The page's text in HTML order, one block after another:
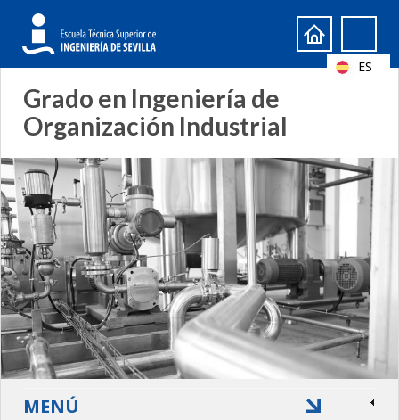
Formulario
de
búsqueda
Search
Grado en Ingeniería de
Organización Industrial
MENÚ
ES